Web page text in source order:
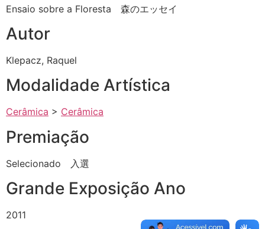
Ensaio sobre a Floresta 森のエッセイ
Autor
Klepacz, Raquel
Modalidade Artística
Cerâmica > Cerâmica
Premiação
Selecionado 入選
Grande Exposição Ano
2011